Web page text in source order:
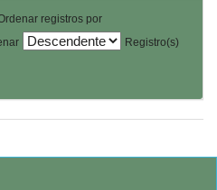
registros por
Registro(s)